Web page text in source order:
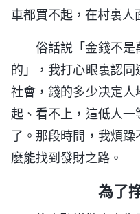
車都買不起，在村裏人
俗話説「金錢不是
的」，我打心眼裏認
社會，錢的多少决定
起、看不上，這低人
了。那段時間，我煩
麽能找到發財之路。
為了